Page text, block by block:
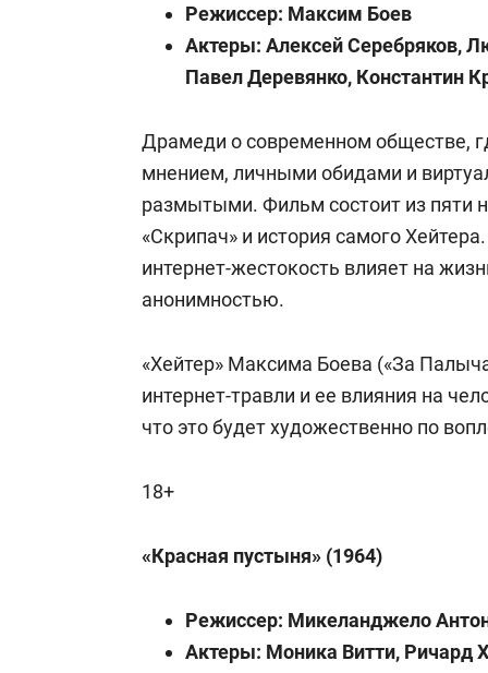
Режиссер: Максим Боев
Актеры: Алексей Серебряков,
Павел Деревянко, Константин
Драмеди о современном обществе,
мнением, личными обидами и
размытыми. Фильм состоит из пяти
«Скрипач» и история самого
интернет-жестокость влияет на
анонимностью.
«Хейтер» Максима Боева («За
интернет-травли и ее влияния на
что это будет художественно по
18+
«Красная пустыня» (1964)
Режиссер: Микеланджело
Актеры: Моника Витти, Ричард